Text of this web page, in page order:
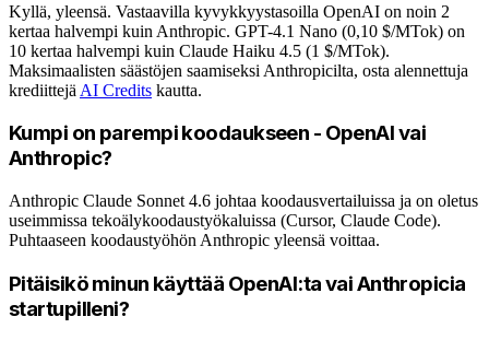
Kyllä, yleensä. Vastaavilla kyvykkyystasoilla OpenAI on noin 2
kertaa halvempi kuin Anthropic. GPT-4.1 Nano (0,10 $/MTok) on
10 kertaa halvempi kuin Claude Haiku 4.5 (1 $/MTok).
Maksimaalisten säästöjen saamiseksi Anthropicilta, osta alennettuja
krediittejä AI Credits kautta.
Kumpi on parempi koodaukseen - OpenAI vai
Anthropic?
Anthropic Claude Sonnet 4.6 johtaa koodausvertailuissa ja on oletus
useimmissa tekoälykoodaustyökaluissa (Cursor, Claude Code).
Puhtaaseen koodaustyöhön Anthropic yleensä voittaa.
Pitäisikö minun käyttää OpenAI:ta vai Anthropicia
startupilleni?